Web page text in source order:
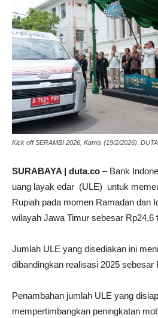
Kick off SERAMBI 2026, Kamis (19/2/2026).
SURABAYA | duta.co – Bank
uang layak edar (ULE) untuk
Rupiah pada momen Ramadan dan
wilayah Jawa Timur sebesar Rp24,6
Jumlah ULE yang disediakan ini
dibandingkan realisasi 2025 sebesar
Penambahan jumlah ULE yang
mempertimbangkan peningkatan